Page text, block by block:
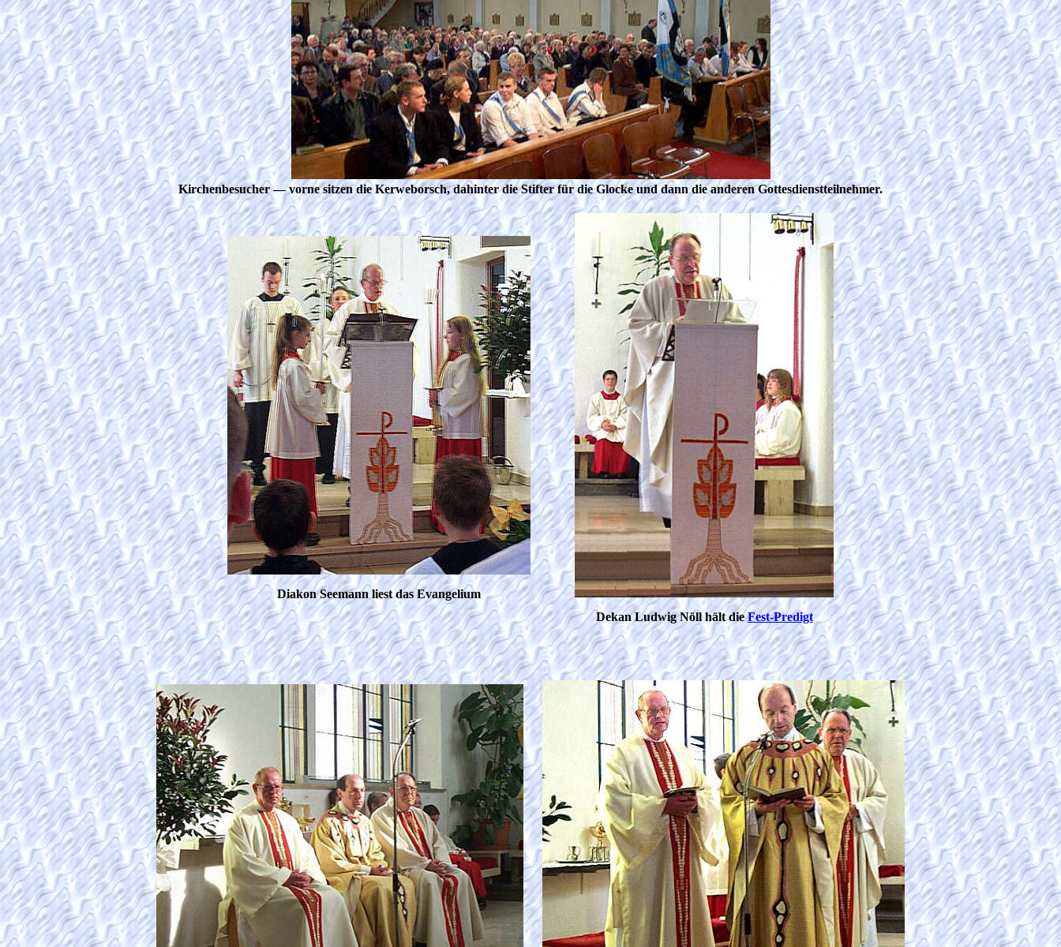
Kirchenbesucher — vorne sitzen die Kerweborsch, dahinter die Stifter für die Glocke und dann die anderen Gottesdienstteilnehmer.
Diakon Seemann liest das Evangelium
Dekan Ludwig Nöll hält dieFest-Predigt